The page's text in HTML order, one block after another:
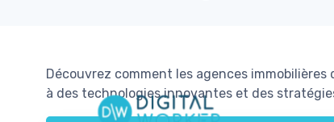
Découvrez comment les agences
à des technologies innovantes et des